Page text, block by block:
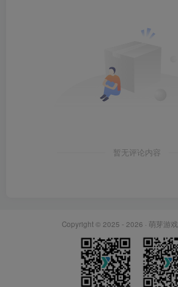
暂无评论内容
Copyright © 2025 - 2026 · 萌芽游戏